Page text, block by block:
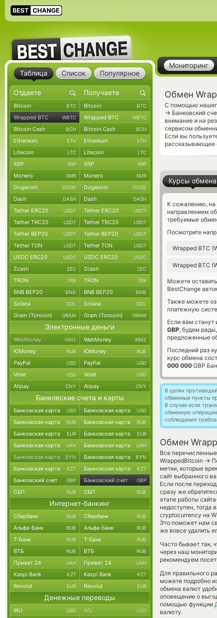
Мониторинг
Обмен
С помощью
→ Банковский
внимание и на
сервисом
Если вы
рассказывающее
Курсы обмена
К сожалению, на
направлением
требуемые
Посмотрите
Wrapped BTC
Wrapped BTC
Можете
BestChange
Также можете
платежную
Если вам
GBP, будем
предложенные
Последний раз
курс обмена
000 000 GBP
В целях
обменные пункты
В случае если
обменную
соблюдения
Обмен
Все
WrappedBitcoin →
метки, которые
сайт выбранного
Если после
сразу же
этапе работы
недоступен, тогда
cryptocurrency на
Это поможет нам
же вовсе удалить
Часто бывает так,
через наш
рекомендуем
Для правильного
можете подробно
обмена валют
оповещение о
помощью функции
валюту.
Таблица Список Популярное
Bitcoin BTC Bitcoin BTC
Wrapped BTC WBTC Wrapped BTC WBTC
Bitcoin Cash BCH Bitcoin Cash BCH
Ethereum ETH Ethereum ETH
Litecoin LTC Litecoin LTC
XRP XRP XRP XRP
Monero XMR Monero XMR
Dogecoin DOGE Dogecoin DOGE
Dash DASH Dash DASH
Tether ERC20 USDT Tether ERC20 USDT
Tether TRC20 USDT Tether TRC20 USDT
Tether BEP20 USDT Tether BEP20 USDT
Tether TON USDT Tether TON USDT
USDC ERC20 USDC USDC ERC20 USDC
Zcash ZEC Zcash ZEC
TRON TRX TRON TRX
BNB BEP20 BNB BNB BEP20 BNB
Solana SOL Solana SOL
Gram (Toncoin) GRAM Gram (Toncoin) GRAM
Электронные деньги
WebMoney WMZ WebMoney WMZ
ЮMoney RUB ЮMoney RUB
PayPal USD PayPal USD
Volet USD Volet USD
Alipay CNY Alipay CNY
Банковские счета и карты
Банковская карта USD Банковская карта USD
Банковская карта RUB Банковская карта RUB
Банковская карта EUR Банковская карта EUR
Банковская карта UAH Банковская карта UAH
Банковская карта BYN Банковская карта BYN
Банковская карта KZT Банковская карта KZT
Банковский счет GBP Банковский счет GBP
СБП RUB СБП RUB
Интернет-банкинг
Сбербанк RUB Сбербанк RUB
Альфа-Банк RUB Альфа-Банк RUB
Т-Банк RUB Т-Банк RUB
ВТБ RUB ВТБ RUB
Приват 24 UAH Приват 24 UAH
Kaspi Bank KZT Kaspi Bank KZT
Revolut EUR Revolut EUR
Денежные переводы
WU USD WU USD